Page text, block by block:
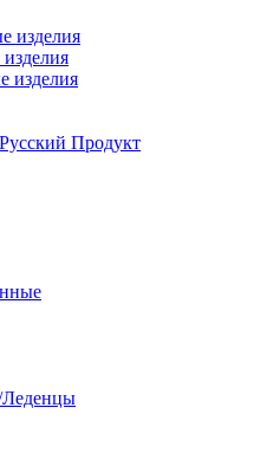
изделия
изделия
Продукт